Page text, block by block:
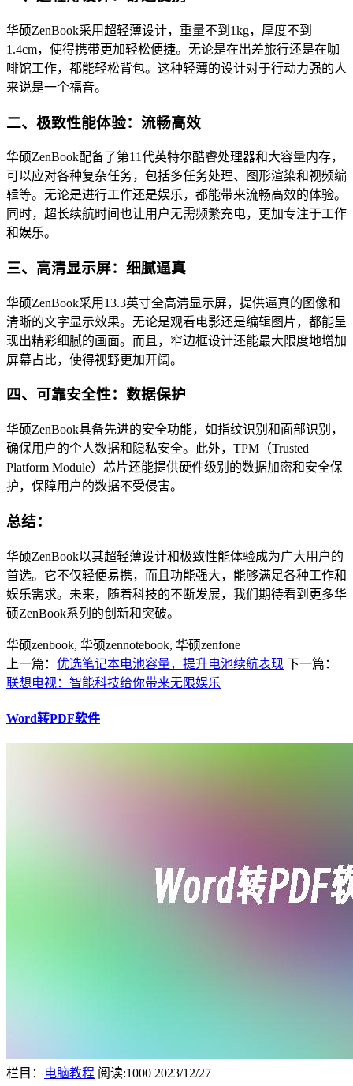
华硕ZenBook采用超轻薄设计，重量不到1kg，厚度不到
1.4cm，使得携带更加轻松便捷。无论是在出差旅行还是在咖
啡馆工作，都能轻松背包。这种轻薄的设计对于行动力强的人
来说是一个福音。
二、极致性能体验：流畅高效
华硕ZenBook配备了第11代英特尔酷睿处理器和大容量内存，
可以应对各种复杂任务，包括多任务处理、图形渲染和视频编
辑等。无论是进行工作还是娱乐，都能带来流畅高效的体验。
同时，超长续航时间也让用户无需频繁充电，更加专注于工作
和娱乐。
三、高清显示屏：细腻逼真
华硕ZenBook采用13.3英寸全高清显示屏，提供逼真的图像和
清晰的文字显示效果。无论是观看电影还是编辑图片，都能呈
现出精彩细腻的画面。而且，窄边框设计还能最大限度地增加
屏幕占比，使得视野更加开阔。
四、可靠安全性：数据保护
华硕ZenBook具备先进的安全功能，如指纹识别和面部识别，
确保用户的个人数据和隐私安全。此外，TPM（Trusted
Platform Module）芯片还能提供硬件级别的数据加密和安全保
护，保障用户的数据不受侵害。
总结：
华硕ZenBook以其超轻薄设计和极致性能体验成为广大用户的
首选。它不仅轻便易携，而且功能强大，能够满足各种工作和
娱乐需求。未来，随着科技的不断发展，我们期待看到更多华
硕ZenBook系列的创新和突破。
华硕zenbook, 华硕zennotebook, 华硕zenfone
上一篇： 优选笔记本电池容量，提升电池续航表现 下一篇：
联想电视：智能科技给你带来无限娱乐
Word转PDF软件
栏目： 电脑教程 阅读:1000 2023/12/27